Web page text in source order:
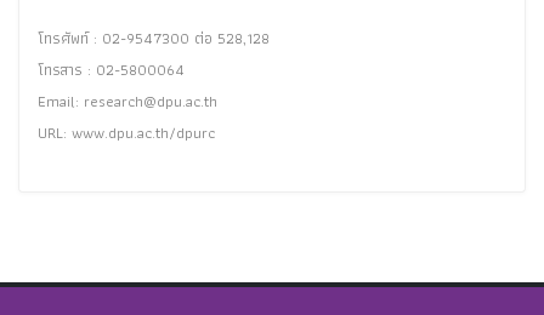
โทรศัพท์ : 02-9547300 ต่อ 528,128
โทรสาร : 02-5800064
Email: research@dpu.ac.th
URL: www.dpu.ac.th/dpurc